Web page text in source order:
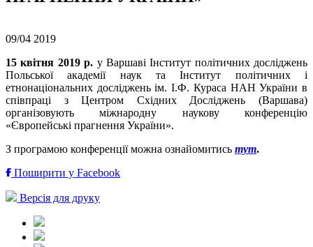
09/04 2019
15 квітня 2019 р. у Варшаві Інститут політичних досліджень
Польської академії наук та Інститут політичних і
етнонаціональних досліджень ім. І.Ф. Кураса НАН України в
співпраці з Центром Східних Досліджень (Варшава)
організовують міжнародну наукову конференцію
«Європейські прагнення України».
З програмою конференції можна ознайомитись тут.
Поширити у Facebook
Версія для друку